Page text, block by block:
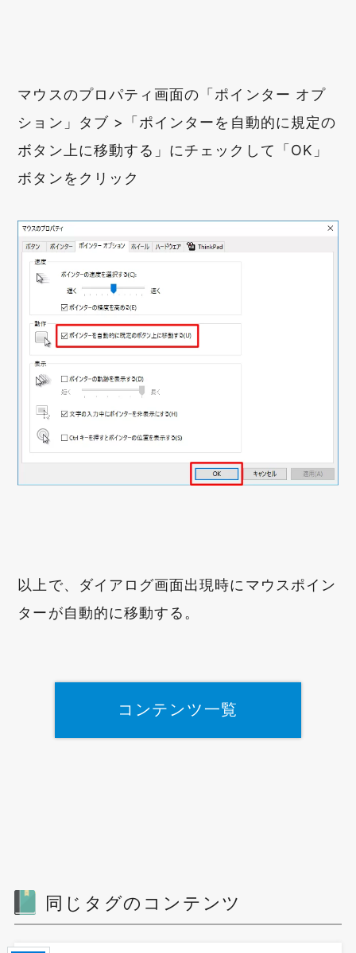
マウスのプロパティ画面の「ポインター オプ
ション」タブ >「ポインターを自動的に規定の
ボタン上に移動する」にチェックして「OK」
ボタンをクリック
以上で、ダイアログ画面出現時にマウスポイン
ターが自動的に移動する。
コンテンツ一覧
同じタグのコンテンツ